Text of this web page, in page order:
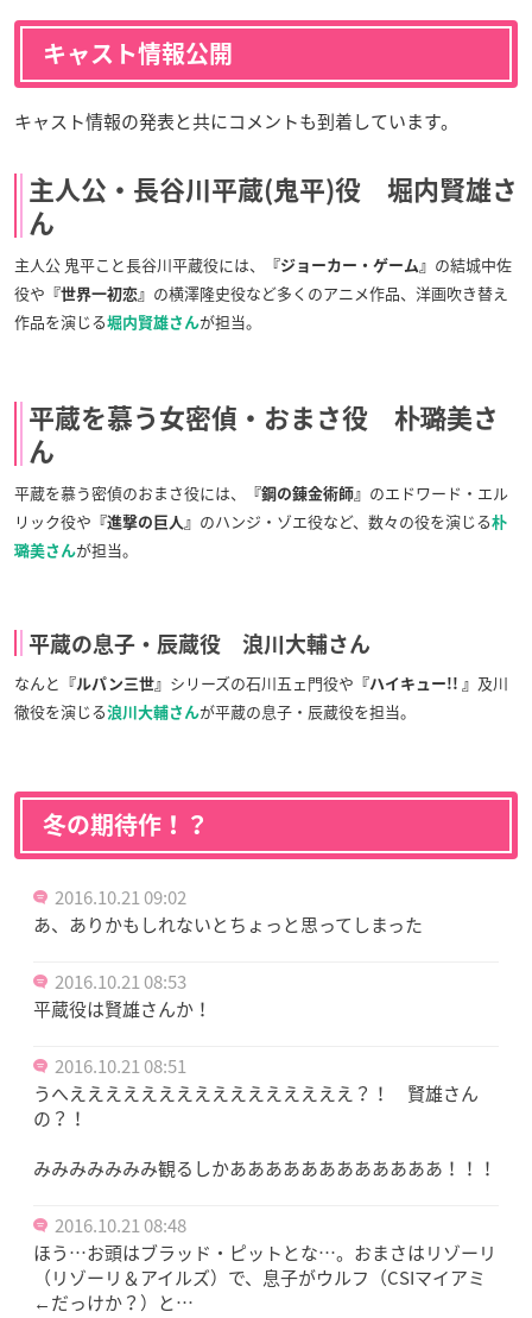
キャスト情報公開
キャスト情報の発表と共にコメントも到着しています。
主人公・長谷川平蔵(鬼平)役 堀内賢雄さ
ん
主人公 鬼平こと長谷川平蔵役には、 『ジョーカー・ゲーム』 の結城中佐
役や 『世界一初恋』 の横澤隆史役など多くのアニメ作品、洋画吹き替え
作品を演じる堀内賢雄さんが担当。
平蔵を慕う女密偵・おまさ役 朴璐美さ
ん
平蔵を慕う密偵のおまさ役には、 『鋼の錬金術師』 のエドワード・エル
リック役や 『進撃の巨人』 のハンジ・ゾエ役など、数々の役を演じる朴
璐美さんが担当。
平蔵の息子・辰蔵役 浪川大輔さん
なんと 『ルパン三世』 シリーズの石川五ェ門役や 『ハイキュー!! 』 及川
徹役を演じる浪川大輔さんが平蔵の息子・辰蔵役を担当。
冬の期待作！？
2016.10.21 09:02
あ、ありかもしれないとちょっと思ってしまった
2016.10.21 08:53
平蔵役は賢雄さんか！
2016.10.21 08:51
うへええええええええええええええええ？！ 賢雄さん
の？！
みみみみみみみ観るしかああああああああああああ！！！
2016.10.21 08:48
ほう…お頭はブラッド・ピットとな…。おまさはリゾーリ
（リゾーリ＆アイルズ）で、息子がウルフ（CSIマイアミ
←だっけか？）と…